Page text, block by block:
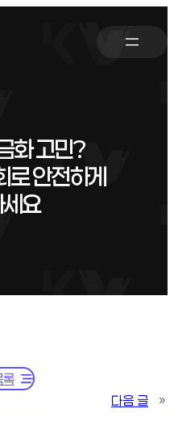
화 고민?
안전하게
요
록
다음 글
»